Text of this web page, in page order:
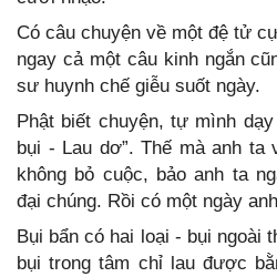
Có câu chuyện về một đệ tử
ngay cả một câu kinh ngắn
sư huynh chế giễu suốt ngày.
Phật biết chuyện, tự mình
bụi - Lau dơ”. Thế mà anh ta
không bỏ cuộc, bảo anh ta
đại chúng. Rồi có một ngày
Bụi bẩn có hai loại - bụi ngoài
bụi trong tâm chỉ lau được